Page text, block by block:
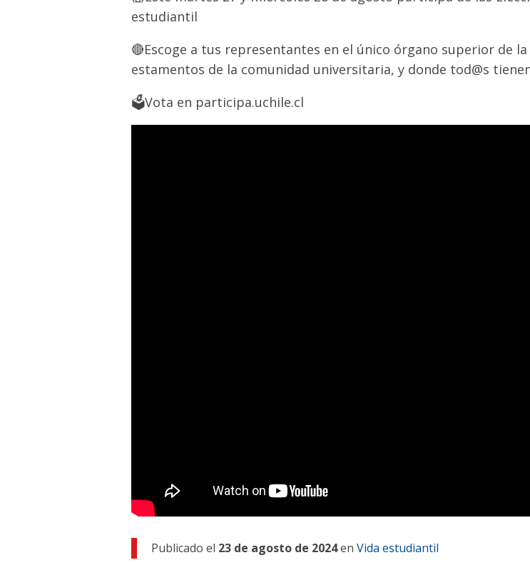
estudiantil
🔴Escoge a tus representantes en el único órgano superior de
estamentos de la comunidad universitaria, y donde tod@s
🗳Vota en participa.uchile.cl
Publicado el 23 de agosto de 2024enVida estudiantil